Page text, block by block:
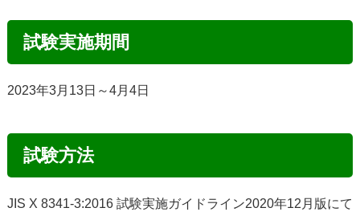
試験実施期間
2023年3月13日～4月4日
試験方法
JIS X 8341-3:2016 試験実施ガイドライン2020年12月版にて